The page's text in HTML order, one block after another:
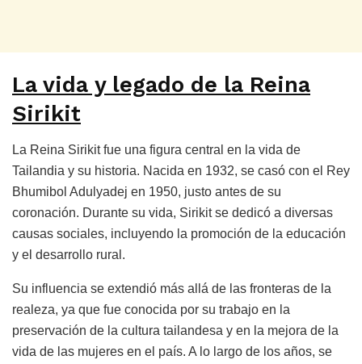
La vida y legado de la Reina
Sirikit
La Reina Sirikit fue una figura central en la vida de
Tailandia y su historia. Nacida en 1932, se casó con el Rey
Bhumibol Adulyadej en 1950, justo antes de su
coronación. Durante su vida, Sirikit se dedicó a diversas
causas sociales, incluyendo la promoción de la educación
y el desarrollo rural.
Su influencia se extendió más allá de las fronteras de la
realeza, ya que fue conocida por su trabajo en la
preservación de la cultura tailandesa y en la mejora de la
vida de las mujeres en el país. A lo largo de los años, se